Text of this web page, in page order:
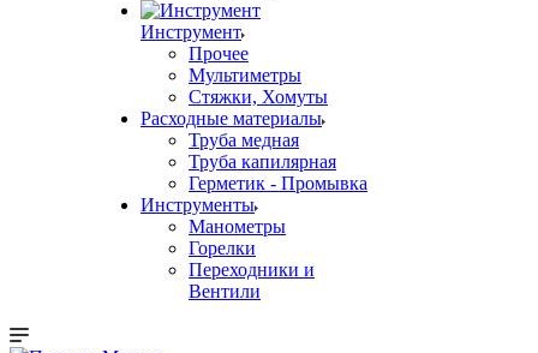
Инструмент
Прочее
Мультиметры
Стяжки, Хомуты
Расходные материалы
Труба медная
Труба капилярная
Герметик - Промывка
Инструменты
Манометры
Горелки
Переходники и
Вентили